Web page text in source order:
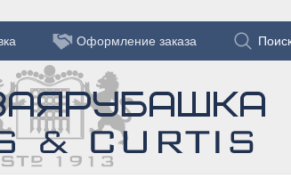
Оформление заказа